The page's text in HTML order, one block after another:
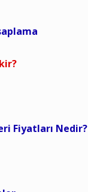
Fiyatları Nedir?